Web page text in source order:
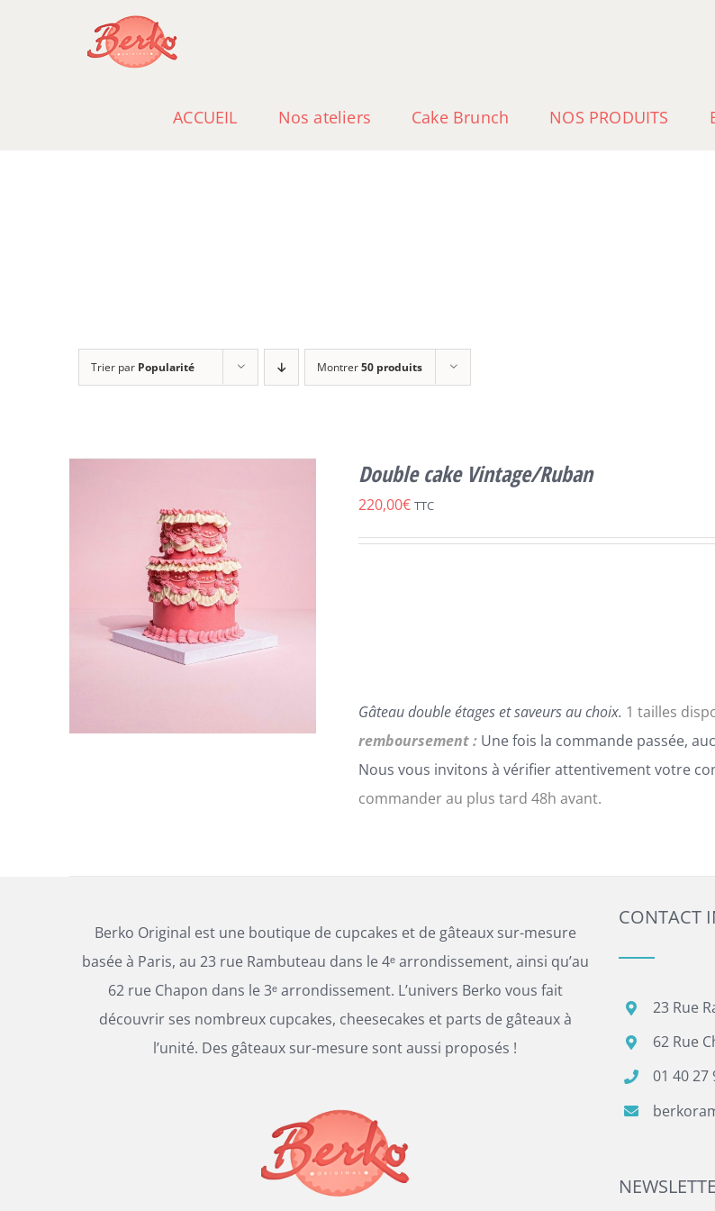
ACCUEIL Nos ateliers Cake Brunch NOS PRODUITS
Trier par Popularité Montrer50 produits
PLUSIEURS
VARIATIONS.
LES
OPTIONS
PEUVENT
CHOISIES
Double cake Vintage/Ruban
220,00€ TTC
Gâteau double étages et saveurs au choix. 1 tailles
remboursement : Une fois la commande passée,
Nous vous invitons à vérifier attentivement votre
commander au plus tard 48h avant.
Berko Original est une boutique de cupcakes et de gâteaux sur-mesure
basée à Paris, au 23 rue Rambuteau dans le 4ᵉ arrondissement, ainsi qu’au
62 rue Chapon dans le 3ᵉ arrondissement. L’univers Berko vous fait
découvrir ses nombreux cupcakes, cheesecakes et parts de gâteaux à
l’unité. Des gâteaux sur-mesure sont aussi proposés !
CONTACT
23 Rue
62 Rue
01 40 27